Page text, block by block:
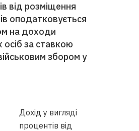
від розміщення
оподатковується
на доходи
осіб за ставкою
збором у
Дохід у вигляді
процентів від